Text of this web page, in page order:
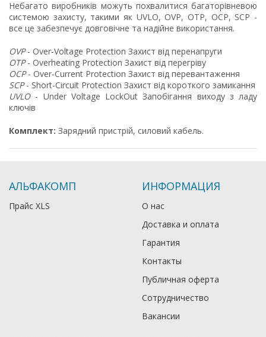
Небагато виробників можуть похвалитися багаторівневою
системою захисту, такими як UVLO, OVP, OTP, OCP, SCP -
все це забезпечує довговічне та надійне використання.
OVP- Over-Voltage Protection Захист від перенапруги
OTP- Overheating Protection Захист від перегріву
OCP- Over-Current Protection Захист від перевантаження
SCP- Short-Circuit Protection Захист від короткого замикання
UVLO- Under Voltage LockOut Запобігання виходу з ладу
ключів
Комплект: Зарядний пристрій, силовий кабель.
АЛЬФАКОМП
Прайс XLS
ИНФОРМАЦИЯ
О нас
Доставка и оплата
Гарантия
Контакты
Публичная оферта
Сотрудничество
Вакансии